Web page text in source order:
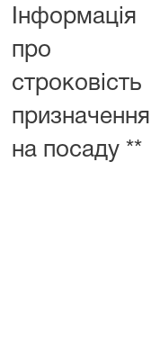
Інформація
про
строковість
призначення
на посаду **